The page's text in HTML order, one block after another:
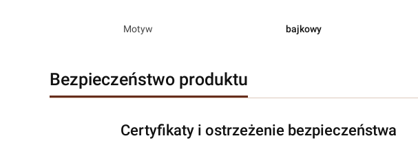
Motyw bajkowy
Bezpieczeństwo produktu
Certyfikaty i ostrzeżenie bezpieczeństwa